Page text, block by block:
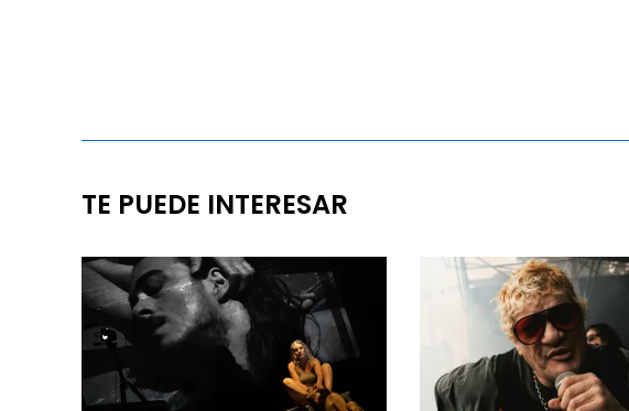
TE PUEDE INTERESAR